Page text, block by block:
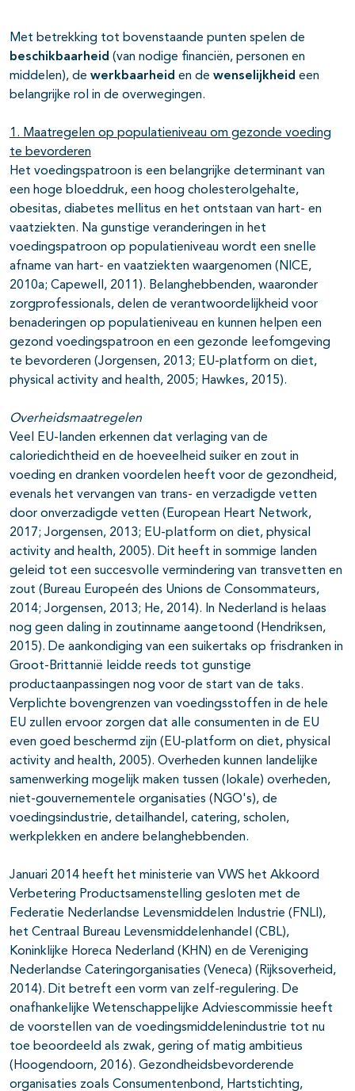
Met betrekking tot bovenstaande punten spelen de
beschikbaarheid (van nodige financiën, personen en
middelen), de werkbaarheid en de wenselijkheid een
belangrijke rol in de overwegingen.
1. Maatregelen op populatieniveau om gezonde voeding
te bevorderen
Het voedingspatroon is een belangrijke determinant van
een hoge bloeddruk, een hoog cholesterolgehalte,
obesitas, diabetes mellitus en het ontstaan van hart- en
vaatziekten. Na gunstige veranderingen in het
voedingspatroon op populatieniveau wordt een snelle
afname van hart- en vaatziekten waargenomen (NICE,
2010a; Capewell, 2011). Belanghebbenden, waaronder
zorgprofessionals, delen de verantwoordelijkheid voor
benaderingen op populatieniveau en kunnen helpen een
gezond voedingspatroon en een gezonde leefomgeving
te bevorderen (Jorgensen, 2013; EU-platform on diet,
physical activity and health, 2005; Hawkes, 2015).
Overheidsmaatregelen
Veel EU-landen erkennen dat verlaging van de
caloriedichtheid en de hoeveelheid suiker en zout in
voeding en dranken voordelen heeft voor de gezondheid,
evenals het vervangen van trans- en verzadigde vetten
door onverzadigde vetten (European Heart Network,
2017; Jorgensen, 2013; EU-platform on diet, physical
activity and health, 2005). Dit heeft in sommige landen
geleid tot een succesvolle vermindering van transvetten en
zout (Bureau Europeén des Unions de Consommateurs,
2014; Jorgensen, 2013; He, 2014). In Nederland is helaas
nog geen daling in zoutinname aangetoond (Hendriksen,
2015). De aankondiging van een suikertaks op frisdranken in
Groot-Brittannië leidde reeds tot gunstige
productaanpassingen nog voor de start van de taks.
Verplichte bovengrenzen van voedingsstoffen in de hele
EU zullen ervoor zorgen dat alle consumenten in de EU
even goed beschermd zijn (EU-platform on diet, physical
activity and health, 2005). Overheden kunnen landelijke
samenwerking mogelijk maken tussen (lokale) overheden,
niet-gouvernementele organisaties (NGO's), de
voedingsindustrie, detailhandel, catering, scholen,
werkplekken en andere belanghebbenden.
Januari 2014 heeft het ministerie van VWS het Akkoord
Verbetering Productsamenstelling gesloten met de
Federatie Nederlandse Levensmiddelen Industrie (FNLI),
het Centraal Bureau Levensmiddelenhandel (CBL),
Koninklijke Horeca Nederland (KHN) en de Vereniging
Nederlandse Cateringorganisaties (Veneca) (Rijksoverheid,
2014). Dit betreft een vorm van zelf-regulering. De
onafhankelijke Wetenschappelijke Adviescommissie heeft
de voorstellen van de voedingsmiddelenindustrie tot nu
toe beoordeeld als zwak, gering of matig ambitieus
(Hoogendoorn, 2016). Gezondheidsbevorderende
organisaties zoals Consumentenbond, Hartstichting,